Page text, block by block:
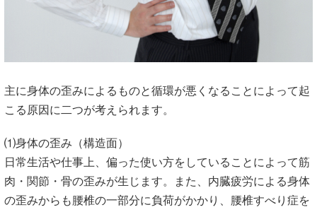
主に身体の歪みによるものと循環が悪くなることによって起
こる原因に二つが考えられます。
⑴身体の歪み（構造面）
日常生活や仕事上、偏った使い方をしていることによって筋
肉・関節・骨の歪みが生じます。また、内臓疲労による身体
の歪みからも腰椎の一部分に負荷がかかり、腰椎すべり症を